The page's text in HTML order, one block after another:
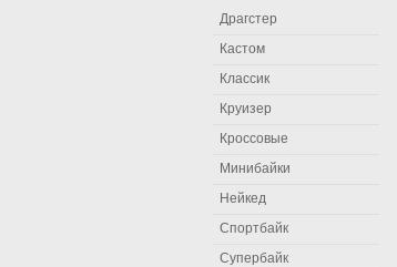
Драгстер
Кастом
Классик
Круизер
Кроссовые
Минибайки
Нейкед
Спортбайк
Супербайк